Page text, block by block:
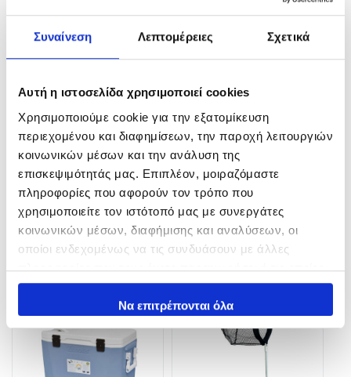
Συναίνεση Λεπτομέρειες Σχετικά
Αυτή η ιστοσελίδα χρησιμοποιεί cookies
Χρησιμοποιούμε cookie για την εξατομίκευση
περιεχομένου και διαφημίσεων, την παροχή λειτουργιών
κοινωνικών μέσων και την ανάλυση της
επισκεψιμότητάς μας. Επιπλέον, μοιραζόμαστε
πληροφορίες που αφορούν τον τρόπο που
χρησιμοποιείτε τον ιστότοπό μας με συνεργάτες
κοινωνικών μέσων, διαφήμισης και αναλύσεων, οι
οποίοι ενδεχομένως να τις συνδυάσουν με άλλες
πληροφορίες που τους έχετε παραχωρήσει ή τις οποίες
έχουν συλλέξει σε σχέση με την από μέρους σας χρήση
των υπηρεσιών τους.Να επιτρέπονται όλα
POWER Handle
33,00€
In Stock
Επιλογή
ΓΑΝΤΖΟΣ ART. 2286
17,00€–28,00€
In Stock
Επιλογή